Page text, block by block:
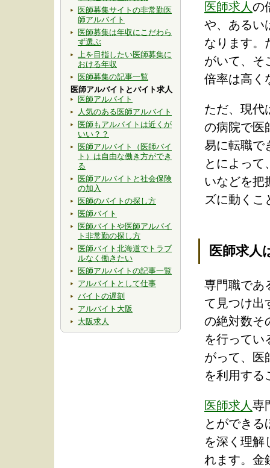
医師募集サイトの非常勤医
師アルバイト
医師募集は年収にこだわら
ず選ぶ
上を目指したい医師募集に
おける年収
医師募集の記事一覧
医師アルバイトとバイト求人
医師アルバイト
人気のある医師アルバイト
医師もアルバイトは近くが
いい？？
医師アルバイト（医師バイ
ト）は自由な働き方ができ
る
医師アルバイトと社会保険
の加入
医師のバイトの探し方
医師バイト
医師バイトや医師アルバイ
ト非常勤の探し方
医師バイト北海道でトラブ
ルなく働きたい
医師アルバイトの記事一覧
アルバイトとして仕事
バイトの遅刻
アルバイト大阪
大阪求人
医師求人の
や、あるい
なります。
がいて、そ
倍率は高く
ただ、現代
の病院で医
易に転職で
とによって
いなどを把
ズに動くこ
医師求人
専門職であ
て見つけ出
の絶対数そ
を行ってい
がって、医
を利用する
医師求人専
とができる
を深く理解
れます。金